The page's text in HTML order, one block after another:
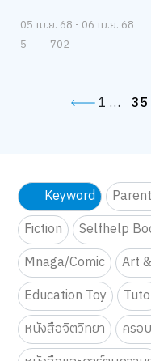
05 เม.ย. 68 - 06 เม.ย. 68
1… 35
Keyword
Fiction
Selfhelp
Mnaga/Comic
Art